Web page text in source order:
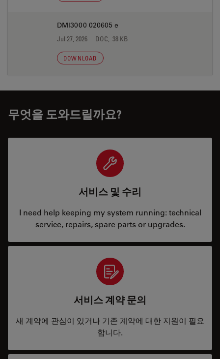
DMI3000 020605 e
Jul 27, 2026 DOC, 38 KB
DOWNLOAD
무엇을 도와드릴까요?
서비스 및 수리
I need help keeping my system running: technical
service, repairs, spare parts or upgrades.
서비스 계약 문의
새 계약에 관심이 있거나 기존 계약에 대한 지원이 필요
합니다.